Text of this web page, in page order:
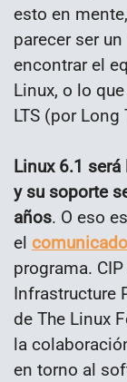
esto en
parecer ser
encontrar el
Linux, o lo
LTS (por Long
Linux 6.1 será
y su soporte
años. O eso
el
programa.
Infrastructure
de The Linux
la
en torno al